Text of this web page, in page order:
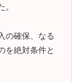
。
の確保、なる
を絶対条件と